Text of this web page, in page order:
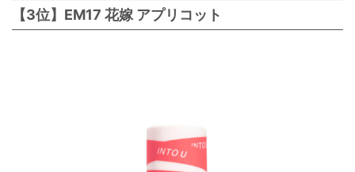
【3位】EM17 花嫁 アプリコット